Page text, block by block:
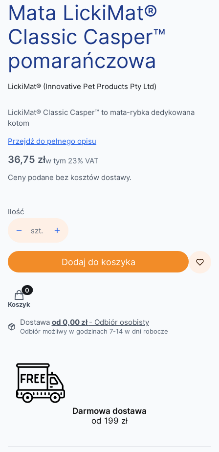
Mata LickiMat®
Classic Casper™
pomarańczowa
LickiMat® (Innovative Pet Products Pty Ltd)
LickiMat® Classic Casper™ to mata-rybka dedykowana
kotom
Przejdź do pełnego opisu
Cena
36,75 złw tym 23% VAT
w tym 23% VAT
Ceny podane bez kosztów dostawy.
Ilość
szt.
Dodaj do koszyka
Produkty w koszyku: 0. Zobacz szczegóły
Koszyk
Dostawa od 0,00 zł- Odbiór osobisty
Odbiór możliwy w godzinach 7-14 w dni robocze
Darmowa dostawa
od 199 zł